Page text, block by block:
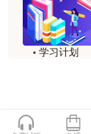
（4）应急
的；
（5）依据
达老师的课程讲
用户s****02
喜欢达老师的讲课
用户s****02
学习计划